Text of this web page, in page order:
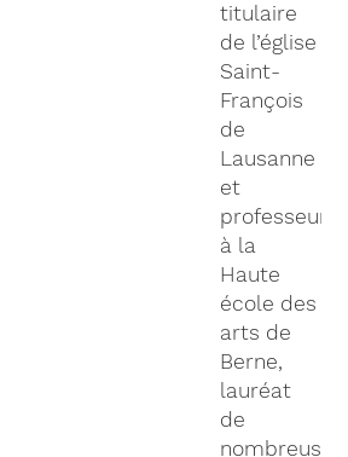
titulaire
de l’église
Saint-
François
de
Lausanne
et
professeur
à la
Haute
école des
arts de
Berne,
lauréat
de
nombreuses